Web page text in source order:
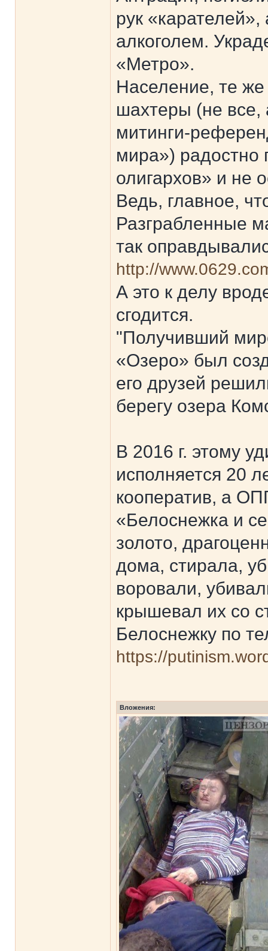
рук
алкоголем.
«Метро».
Население, те
шахтеры (не все,
митинги-
мира») радостно
олигархов» и не
Ведь, главное,
Разграбленные
так
http://
А это к делу
сгодится.
"Получивший
«Озеро» был
его друзей
берегу озера
В 2016 г. этому
исполняется 20
кооператив, а
«Белоснежка и
золото,
дома, стирала,
воровали,
крышевал их со
Белоснежку по
https://
Вложения: